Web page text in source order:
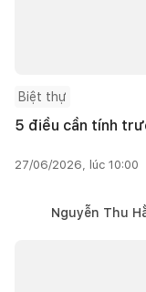
Biệt thự
5 điều cần tính
27/06/2026, lúc 10:00
Nguyễn Thu